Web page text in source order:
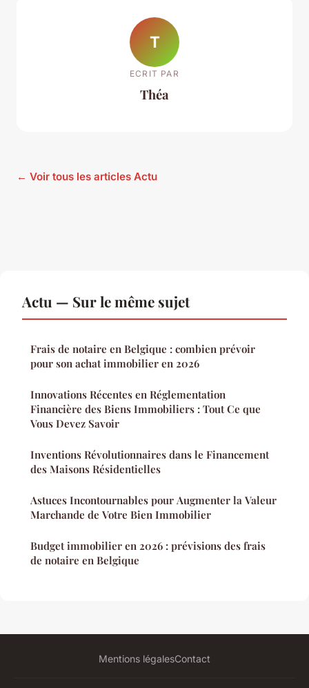
T
ECRIT PAR
Théa
← Voir tous les articles Actu
Actu — Sur le même sujet
Frais de notaire en Belgique : combien prévoir
pour son achat immobilier en 2026
Innovations Récentes en Réglementation
Financière des Biens Immobiliers : Tout Ce que
Vous Devez Savoir
Inventions Révolutionnaires dans le Financement
des Maisons Résidentielles
Astuces Incontournables pour Augmenter la Valeur
Marchande de Votre Bien Immobilier
Budget immobilier en 2026 : prévisions des frais
de notaire en Belgique
Mentions légalesContact